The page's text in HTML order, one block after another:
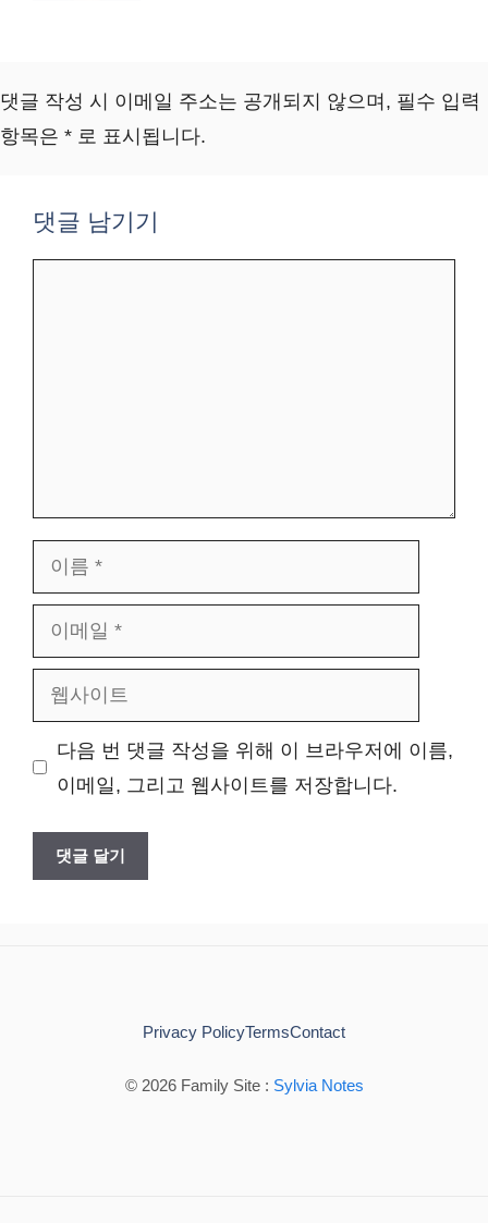
댓글 작성 시 이메일 주소는 공개되지 않으며, 필수 입력
항목은 * 로 표시됩니다.
댓글 남기기
름
메
사
다음 번 댓글 작성을 위해 이 브라우저에 이름,
이메일, 그리고 웹사이트를 저장합니다.
© 2026 Family Site : Sylvia Notes
Privacy PolicyTermsContact